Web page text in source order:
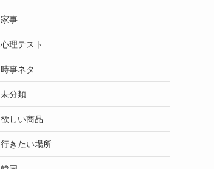
家事
心理テスト
時事ネタ
未分類
欲しい商品
行きたい場所